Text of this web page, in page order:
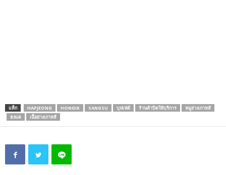
แท็ก HAPJEONG HONGIK SANGSU บุฟเฟ่ต์ ร้านค้าปิดให้บริการ
หมูย่างเกาหลี
ฮงแด
เนื้อย่างเกาหลี